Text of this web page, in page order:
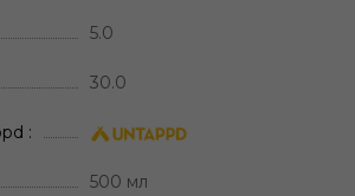
5.0
30.0
500 мл